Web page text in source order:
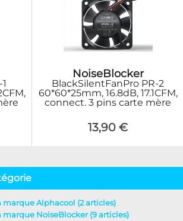
NoiseBlocker
BlackSilentFanPro PR-2
60*60*25mm, 16.8dB, 17.1CFM,
connect. 3 pins carte mère
13,90 €
Alphacool (2 articles)
NoiseBlocker (9 articles)